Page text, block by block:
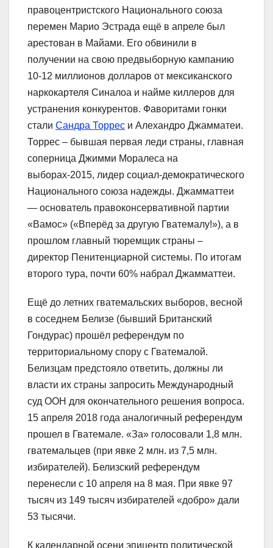
правоцентристского Национального союза
перемен Марио Эстрада ещё в апреле был
арестован в Майами. Его обвинили в
получении на свою предвыборную кампанию
10-12 миллионов долларов от мексиканского
наркокартеля Синалоа и найме киллеров для
устранения конкурентов. Фаворитами гонки
стали Сандра Торрес и Алехандро Джамматеи.
Торрес – бывшая первая леди страны, главная
соперница Джимми Моралеса на
выборах-2015, лидер социал-демократического
Национального союза надежды. Джамматтеи
― основатель правоконсервативной партии
«Вамос» («Вперёд за другую Гватемалу!»), а в
прошлом главный тюремщик страны –
директор Пенитенциарной системы. По итогам
второго тура, почти 60% набрал Джамматтеи.
Ещё до летних гватемальских выборов, весной
в соседнем Белизе (бывший Британский
Гондурас) прошёл референдум по
территориальному спору с Гватемалой.
Белизцам предстояло ответить, должны ли
власти их страны запросить Международный
суд ООН для окончательного решения вопроса.
15 апреля 2018 года аналогичный референдум
прошел в Гватемале. «За» голосовали 1,8 млн.
гватемальцев (при явке 2 млн. из 7,5 млн.
избирателей). Белизский референдум
перенесли с 10 апреля на 8 мая. При явке 97
тысяч из 149 тысяч избирателей «добро» дали
53 тысячи.
К календарной осени эпицентр политической